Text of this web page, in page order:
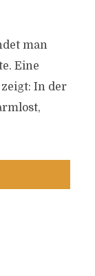
man
Eine
In der